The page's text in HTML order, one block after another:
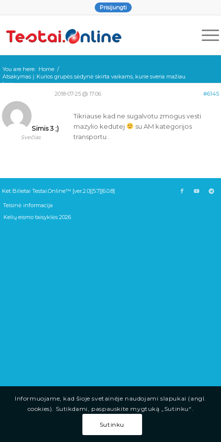
Prisijungti
You are here: Home /
Atsakymas į: Kurios grupės sėdynė skirta vaikams, kurie sveria mažiau
kaip...
2018-07-25 @ 17:06
#6145
Simis 3 ;)
Svečias
Tikriause kad ne sugalvotu zmogus vesti
mazylio kedutej
su AM kategorijos
transportu .
Ket Bilietai Testai.Online™ [ver.2.0][5.7][6.0.8]
Teisinė informacija
Kelių eismo taisyklės 2026
Informuojame, kad šioje svetainėje naudojami slapukai (angl.
cookies). Sutikdami, paspauskite mygtuką „Sutinku“.
Sutinku